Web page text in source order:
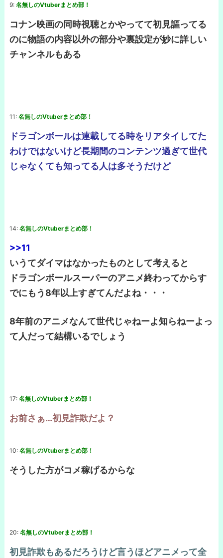
9: 名無しのVtuberまとめ部！
コナン映画の同時視聴とかやってて初見謳ってる
のに物語の内容以外の部分や裏設定が妙に詳しい
チャンネルもある
11: 名無しのVtuberまとめ部！
ドラゴンボールは連載してる時をリアタイしてた
わけではないけど長期間のコンテンツ過ぎて世代
じゃなくても知ってる人は多そうだけど
14: 名無しのVtuberまとめ部！
>>11
いうてダイマはなかったものとして考えると
ドラゴンボールスーパーのアニメ終わってからす
でにもう8年以上すぎてんだよね・・・
8年前のアニメなんて世代じゃねーよ知らねーよっ
て人だって結構いるでしょう
17: 名無しのVtuberまとめ部！
お前さぁ…初見詐欺だよ？
10: 名無しのVtuberまとめ部！
そうした方がコメ稼げるからな
20: 名無しのVtuberまとめ部！
初見詐欺もあるだろうけど言うほどアニメって全